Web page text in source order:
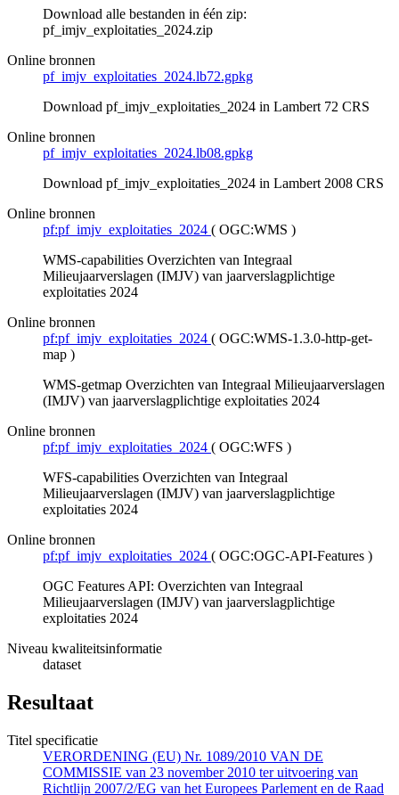
Download alle bestanden in één zip:
pf_imjv_exploitaties_2024.zip
Online bronnen
pf_imjv_exploitaties_2024.lb72.gpkg
Download pf_imjv_exploitaties_2024 in Lambert 72 CRS
Online bronnen
pf_imjv_exploitaties_2024.lb08.gpkg
Download pf_imjv_exploitaties_2024 in Lambert 2008 CRS
Online bronnen
pf:pf_imjv_exploitaties_2024 ( OGC:WMS )
WMS-capabilities Overzichten van Integraal
Milieujaarverslagen (IMJV) van jaarverslagplichtige
exploitaties 2024
Online bronnen
pf:pf_imjv_exploitaties_2024 ( OGC:WMS-1.3.0-http-get-
map )
WMS-getmap Overzichten van Integraal Milieujaarverslagen
(IMJV) van jaarverslagplichtige exploitaties 2024
Online bronnen
pf:pf_imjv_exploitaties_2024 ( OGC:WFS )
WFS-capabilities Overzichten van Integraal
Milieujaarverslagen (IMJV) van jaarverslagplichtige
exploitaties 2024
Online bronnen
pf:pf_imjv_exploitaties_2024 ( OGC:OGC-API-Features )
OGC Features API: Overzichten van Integraal
Milieujaarverslagen (IMJV) van jaarverslagplichtige
exploitaties 2024
Niveau kwaliteitsinformatie
dataset
Resultaat
Titel specificatie
VERORDENING (EU) Nr. 1089/2010 VAN DE
COMMISSIE van 23 november 2010 ter uitvoering van
Richtlijn 2007/2/EG van het Europees Parlement en de Raad